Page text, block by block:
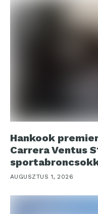
Hankook
Carrera Ventus
AUGUSZTUS 1, 2026